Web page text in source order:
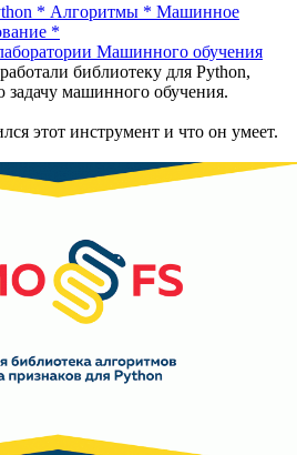
* Алгоритмы * Машинное
*
Машинного обучения
библиотеку для Python,
задачу машинного обучения.
этот инструмент и что он умеет.